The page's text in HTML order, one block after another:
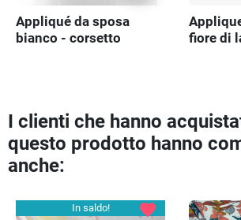
Appliqué da sposa
bianco - corsetto
fiore di
I clienti che hanno
questo prodotto hanno
anche:
In saldo!
favorite